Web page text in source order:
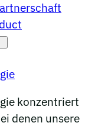
konzentriert
denen unsere